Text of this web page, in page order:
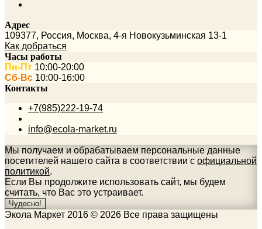
Адрес
109377, Россия, Москва, 4-я Новокузьминская 13-1
Как добраться
Часы работы
Пн-Пт 10:00-20:00
Сб-Вс 10:00-16:00
Контакты
+7(985)222-19-74
info@ecola-market.ru
Мы получаем и обрабатываем персональные данные
посетителей нашего сайта в соответствии с официальной
политикой.
Если Вы продолжите использовать сайт, мы будем
считать, что Вас это устраивает.
Чудесно!
Экола Маркет 2016 © 2026 Все права защищены